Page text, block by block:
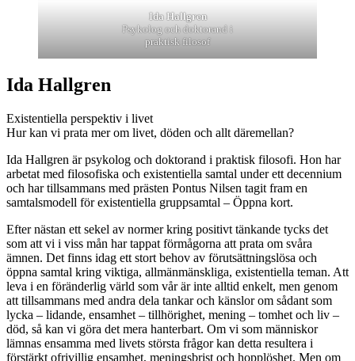
Ida Hallgren
Psykolog och doktorand i
praktisk filosof
Ida Hallgren
Existentiella perspektiv i livet
Hur kan vi prata mer om livet, döden och allt däremellan?
Ida Hallgren är psykolog och doktorand i praktisk filosofi. Hon har
arbetat med filosofiska och existentiella samtal under ett decennium
och har tillsammans med prästen Pontus Nilsen tagit fram en
samtalsmodell för existentiella gruppsamtal – Öppna kort.
Efter nästan ett sekel av normer kring positivt tänkande tycks det
som att vi i viss mån har tappat förmågorna att prata om svåra
ämnen. Det finns idag ett stort behov av förutsättningslösa och
öppna samtal kring viktiga, allmänmänskliga, existentiella teman. Att
leva i en föränderlig värld som vår är inte alltid enkelt, men genom
att tillsammans med andra dela tankar och känslor om sådant som
lycka – lidande, ensamhet – tillhörighet, mening – tomhet och liv –
död, så kan vi göra det mera hanterbart. Om vi som människor
lämnas ensamma med livets största frågor kan detta resultera i
förstärkt ofrivillig ensamhet, meningsbrist och hopplöshet. Men om